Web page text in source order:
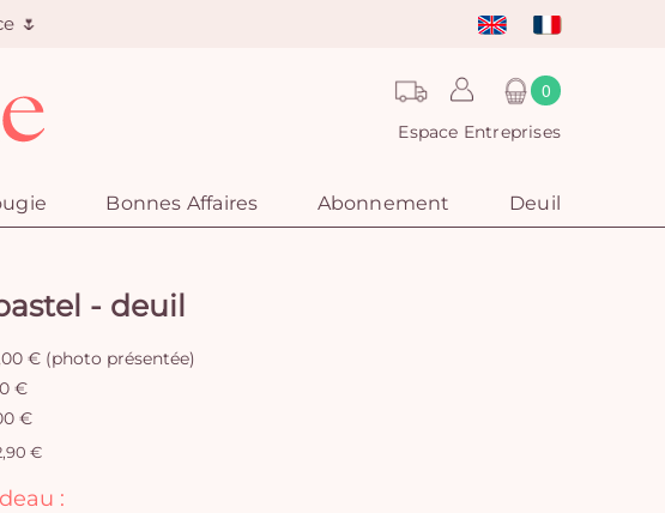
🌷
0
Espace Entreprises
Bonnes Affaires Abonnement Deuil
- deuil
€ (photo présentée)
€
€
€
: